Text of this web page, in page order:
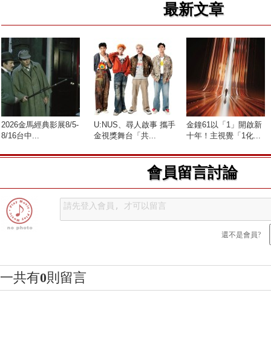
最新文章
2026金馬經典影展8/5-
8/16台中...
U:NUS、尋人啟事 攜手
金視獎舞台「共...
金鐘61以「1」開啟新
十年！主視覺「1化...
會員留言討論
還不是會員?
一共有0則留言